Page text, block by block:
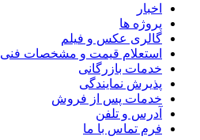
اخبار
پروژه ها
گالری عکس و فیلم
استعلام قیمت و مشخصات فنی
خدمات بازرگانی
پذیرش نمایندگی
خدمات پس از فروش
آدرس و تلفن
فرم تماس با ما